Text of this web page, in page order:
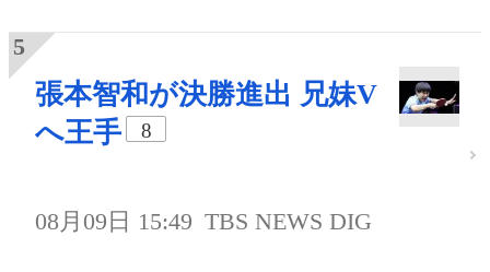
張本智和が決勝進出 兄妹V
へ王手
8
08月09日 15:49 TBS NEWS DIG